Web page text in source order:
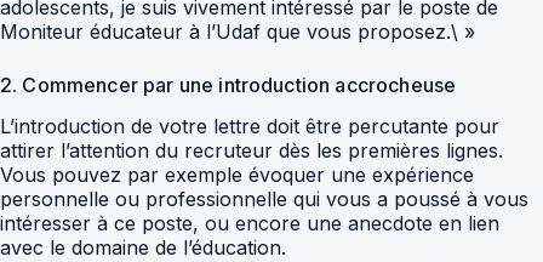
adolescents, je suis vivement intéressé par le poste de
Moniteur éducateur à l’Udaf que vous proposez.\ »
2. Commencer par une introduction accrocheuse
L’introduction de votre lettre doit être percutante pour
attirer l’attention du recruteur dès les premières lignes.
Vous pouvez par exemple évoquer une expérience
personnelle ou professionnelle qui vous a poussé à vous
intéresser à ce poste, ou encore une anecdote en lien
avec le domaine de l’éducation.